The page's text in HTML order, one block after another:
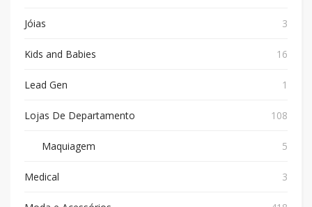
Jóias 3
Kids and Babies 16
Lead Gen 1
Lojas De Departamento 108
Maquiagem 5
Medical 3